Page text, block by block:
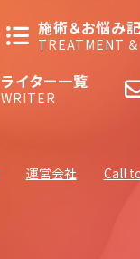
施術＆お悩み
TREATMENT &
ライター一覧
WRITER
運営会社 Call